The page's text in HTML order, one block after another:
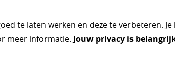
te laten werken en deze te verbeteren.
meer informatie. Jouw privacy is